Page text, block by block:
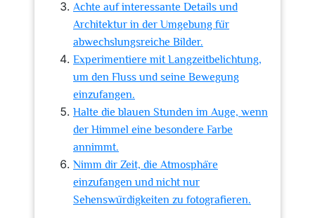
Achte auf interessante Details und
Architektur in der Umgebung für
abwechslungsreiche Bilder.
Experimentiere mit Langzeitbelichtung,
um den Fluss und seine Bewegung
einzufangen.
Halte die blauen Stunden im Auge, wenn
der Himmel eine besondere Farbe
annimmt.
Nimm dir Zeit, die Atmosphäre
einzufangen und nicht nur
Sehenswürdigkeiten zu fotografieren.